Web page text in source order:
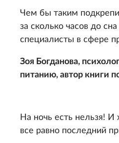
Чем бы таким
за сколько часов до
специалисты в сфере
Зоя Богданова,
питанию, автор книги
На ночь есть нельзя! И
все равно последний